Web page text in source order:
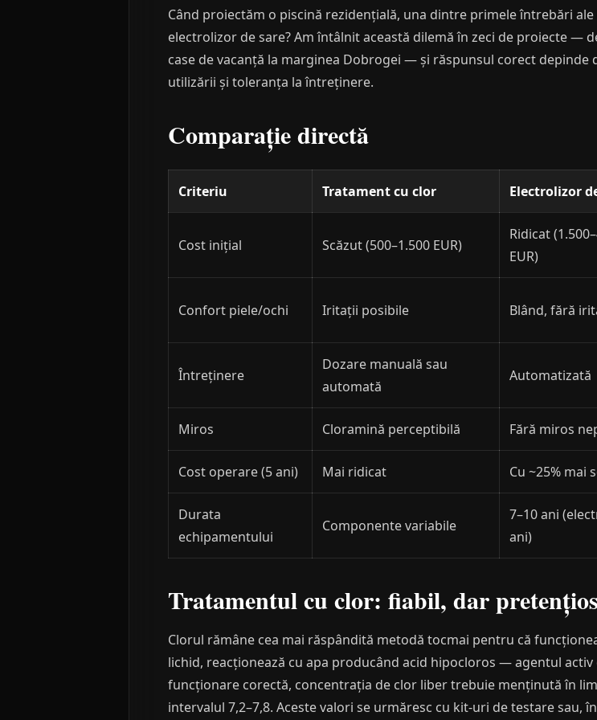
Când proiectăm o piscină rezidențială, una dintre primele întrebări
electrolizor de sare? Am întâlnit această dilemă în zeci de proiecte —
case de vacanță la marginea Dobrogei — și răspunsul corect
utilizării și toleranța la întreținere.
Comparație directă
Criteriu Tratament cu clor Electrolizor
Cost inițial Scăzut (500–1.500 EUR)
Ridicat
EUR)
Confort piele/ochi Iritații posibile Blând, fără
Întreținere
Dozare manuală sau
automată
Automatizată
Miros Cloramină perceptibilă Fără miros
Cost operare (5 ani) Mai ridicat Cu ~25% mai
Durata
echipamentului
Componente variabile
7–10 ani
ani)
Tratamentul cu clor: fiabil, dar pretențios
Clorul rămâne cea mai răspândită metodă tocmai pentru că
lichid, reacționează cu apa producând acid hipocloros — agentul
funcționare corectă, concentrația de clor liber trebuie menținută în
intervalul 7,2–7,8. Aceste valori se urmăresc cu kit-uri de testare sau,